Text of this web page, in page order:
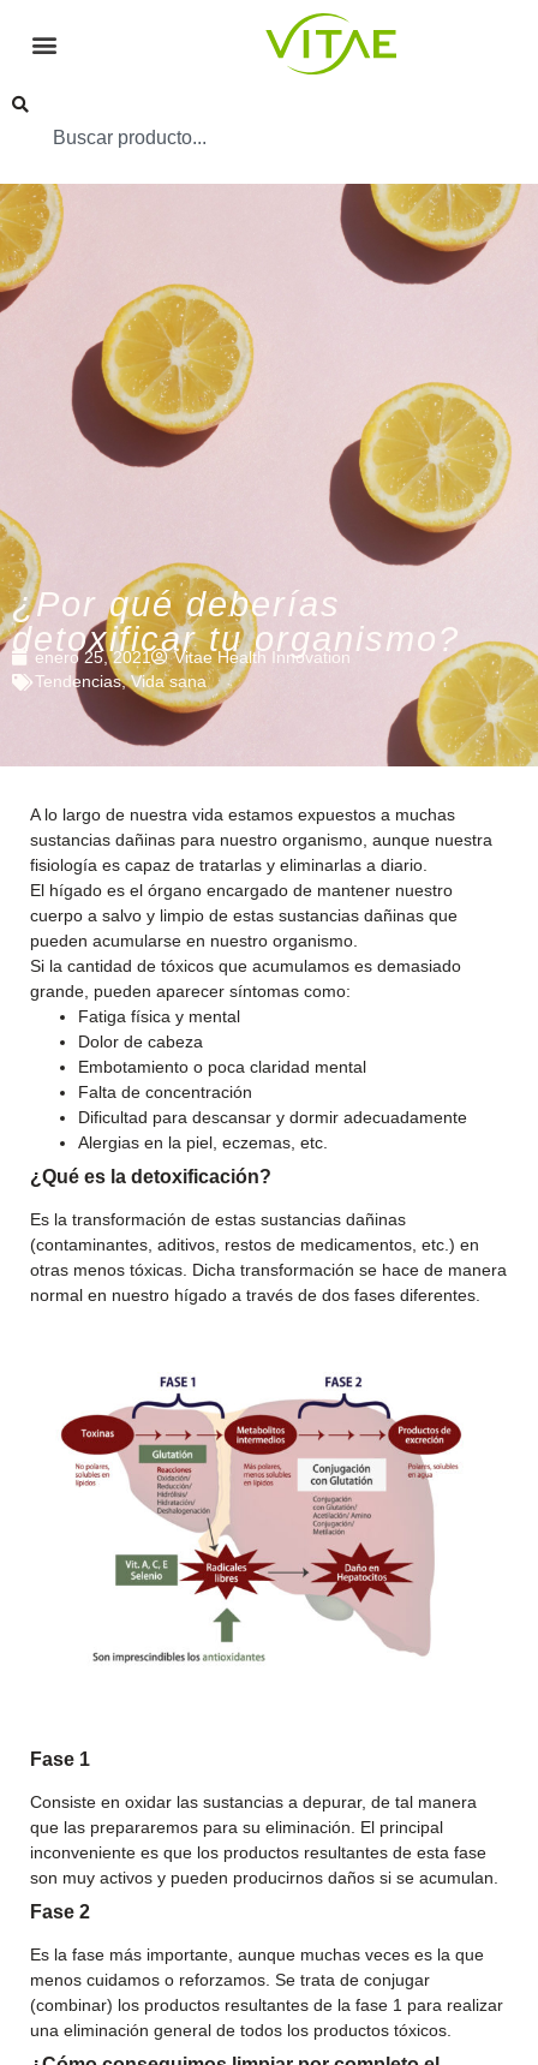
¿Por qué deberías
detoxificar tu organismo?
enero 25, 2021
Vitae Health Innovation
Tendencias,Vida sana
A lo largo de nuestra vida estamos expuestos a muchas
sustancias dañinas para nuestro organismo, aunque nuestra
fisiología es capaz de tratarlas y eliminarlas a diario.
El hígado es el órgano encargado de mantener nuestro
cuerpo a salvo y limpio de estas sustancias dañinas que
pueden acumularse en nuestro organismo.
Si la cantidad de tóxicos que acumulamos es demasiado
grande, pueden aparecer síntomas como:
Fatiga física y mental
Dolor de cabeza
Embotamiento o poca claridad mental
Falta de concentración
Dificultad para descansar y dormir adecuadamente
Alergias en la piel, eczemas, etc.
¿Qué es la detoxificación?
Es la transformación de estas sustancias dañinas
(contaminantes, aditivos, restos de medicamentos, etc.) en
otras menos tóxicas. Dicha transformación se hace de manera
normal en nuestro hígado a través de dos fases diferentes.
Fase 1
Consiste en oxidar las sustancias a depurar, de tal manera
que las prepararemos para su eliminación. El principal
inconveniente es que los productos resultantes de esta fase
son muy activos y pueden producirnos daños si se acumulan.
Fase 2
Es la fase más importante, aunque muchas veces es la que
menos cuidamos o reforzamos. Se trata de conjugar
(combinar) los productos resultantes de la fase 1 para realizar
una eliminación general de todos los productos tóxicos.